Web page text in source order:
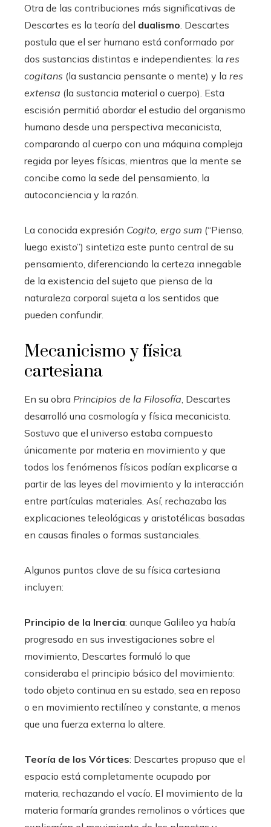
Otra de las contribuciones más significativas de
Descartes es la teoría del dualismo. Descartes
postula que el ser humano está conformado por
dos sustancias distintas e independientes: la res
cogitans (la sustancia pensante o mente) y la res
extensa (la sustancia material o cuerpo). Esta
escisión permitió abordar el estudio del organismo
humano desde una perspectiva mecanicista,
comparando al cuerpo con una máquina compleja
regida por leyes físicas, mientras que la mente se
concibe como la sede del pensamiento, la
autoconciencia y la razón.
La conocida expresión Cogito, ergo sum (“Pienso,
luego existo”) sintetiza este punto central de su
pensamiento, diferenciando la certeza innegable
de la existencia del sujeto que piensa de la
naturaleza corporal sujeta a los sentidos que
pueden confundir.
Mecanicismo y física
cartesiana
En su obra Principios de la Filosofía, Descartes
desarrolló una cosmología y física mecanicista.
Sostuvo que el universo estaba compuesto
únicamente por materia en movimiento y que
todos los fenómenos físicos podían explicarse a
partir de las leyes del movimiento y la interacción
entre partículas materiales. Así, rechazaba las
explicaciones teleológicas y aristotélicas basadas
en causas finales o formas sustanciales.
Algunos puntos clave de su física cartesiana
incluyen:
Principio de la Inercia: aunque Galileo ya había
progresado en sus investigaciones sobre el
movimiento, Descartes formuló lo que
consideraba el principio básico del movimiento:
todo objeto continua en su estado, sea en reposo
o en movimiento rectilíneo y constante, a menos
que una fuerza externa lo altere.
Teoría de los Vórtices: Descartes propuso que el
espacio está completamente ocupado por
materia, rechazando el vacío. El movimiento de la
materia formaría grandes remolinos o vórtices que